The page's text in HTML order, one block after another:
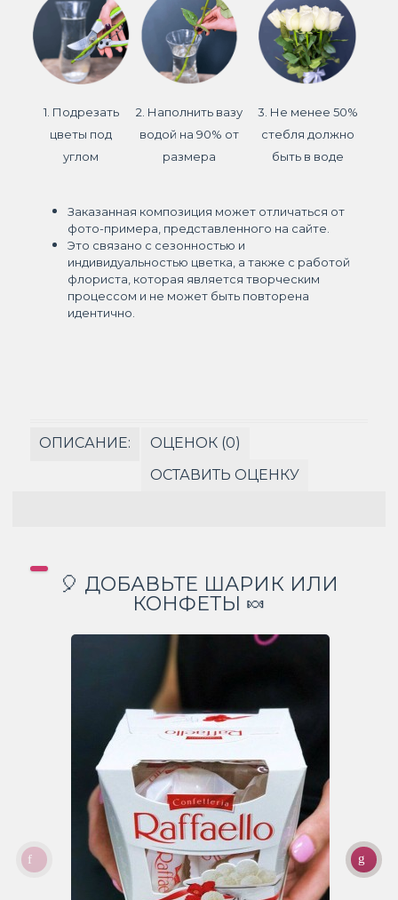
1. Подрезать
цветы под
углом
2. Наполнить вазу
водой на 90% от
размера
3. Не менее 50%
стебля должно
быть в воде
Заказанная композиция может отличаться от
фото-примера, представленного на сайте.
Это связано с сезонностью и
индивидуальностью цветка, а также с работой
флориста, которая является творческим
процессом и не может быть повторена
идентично.
ОПИСАНИЕ:
ОЦЕНОК (0)
ОСТАВИТЬ ОЦЕНКУ
🎈 ДОБАВЬТЕ ШАРИК ИЛИ
КОНФЕТЫ 🍬